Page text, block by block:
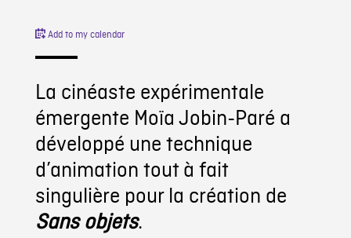
Add to my calendar
La cinéaste expérimentale
émergente Moïa Jobin-Paré a
développé une technique
d’animation tout à fait
singulière pour la création de
Sans objets.